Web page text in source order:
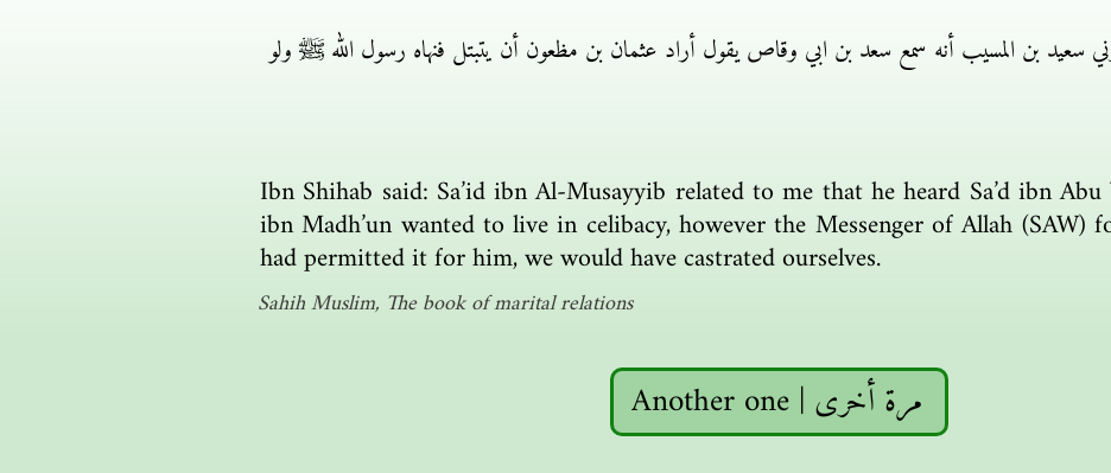
سعيد بن المسيب أنه سمع سعد بن ابي وقاص يقول أراد عثمان بن مظعون أن يتبتل فنهاه رسول الله ﷺ ولو
Ibn Shihab said: Sa’id ibn Al-Musayyib related to me that he heard Sa’d ibn Abu
ibn Madh’un wanted to live in celibacy, however the Messenger of Allah
had permitted it for him, we would have castrated ourselves.
Sahih Muslim, The book of marital relations
Another one | مرة أخرى